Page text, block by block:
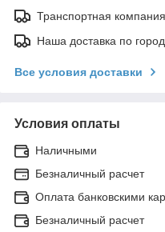
Транспортная компания
Наша доставка по
Все условия доставки
Условия оплаты
Наличными
Безналичный расчет
Оплата банковскими
Безналичный расчет